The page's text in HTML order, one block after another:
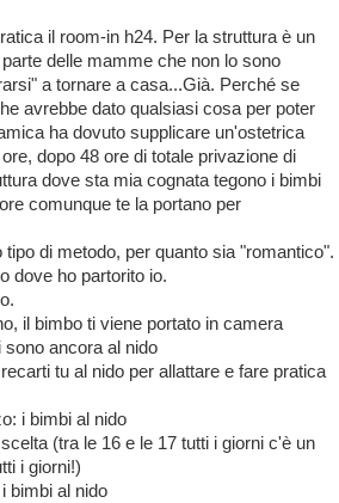
il room-in h24. Per la struttura è un
delle mamme che non lo sono
a tornare a casa...Già. Perché se
avrebbe dato qualsiasi cosa per poter
ha dovuto supplicare un'ostetrica
dopo 48 ore di totale privazione di
dove sta mia cognata tegono i bimbi
comunque te la portano per
di metodo, per quanto sia "romantico".
dove ho partorito io.
il bimbo ti viene portato in camera
sono ancora al nido
tu al nido per allattare e fare pratica
i bimbi al nido
(tra le 16 e le 17 tutti i giorni c'è un
i giorni!)
bimbi al nido